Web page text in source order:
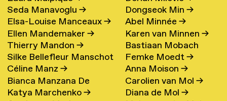
Seda Manavoglu→
Elsa-Louise Manceaux→
Ellen Mandemaker→
Thierry Mandon→
Silke Bellefleur Manschot
→
Céline Manz→
Bianca Manzana De
Agustin→
Katya Marchenko→
Dongseok Min→
Abel Minnée→
Karen van Minnen→
Bastiaan Mobach
Femke Moedt→
Anna Moison→
Carolien van Mol→
Diana de Mol→